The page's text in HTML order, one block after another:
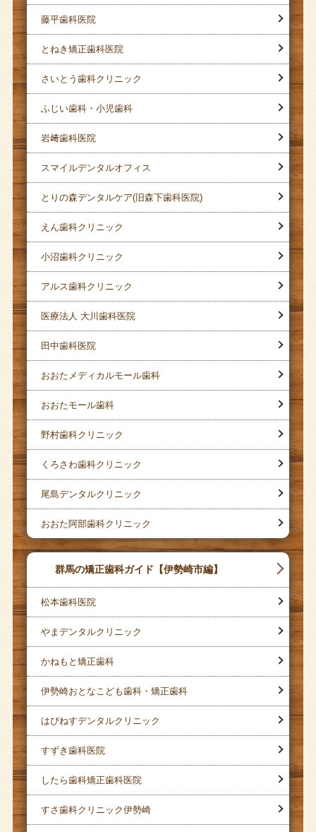
藤平歯科医院
とねき矯正歯科医院
さいとう歯科クリニック
ふじい歯科・小児歯科
岩﨑歯科医院
スマイルデンタルオフィス
とりの森デンタルケア(旧森下歯科医院)
えん歯科クリニック
小沼歯科クリニック
アルス歯科クリニック
医療法人 大川歯科医院
田中歯科医院
おおたメディカルモール歯科
おおたモール歯科
野村歯科クリニック
くろさわ歯科クリニック
尾島デンタルクリニック
おおた阿部歯科クリニック
群馬の矯正歯科ガイド【伊勢崎市編】
松本歯科医院
やまデンタルクリニック
かねもと矯正歯科
伊勢崎おとなこども歯科・矯正歯科
はぴねすデンタルクリニック
すずき歯科医院
したら歯科矯正歯科医院
すさ歯科クリニック伊勢崎